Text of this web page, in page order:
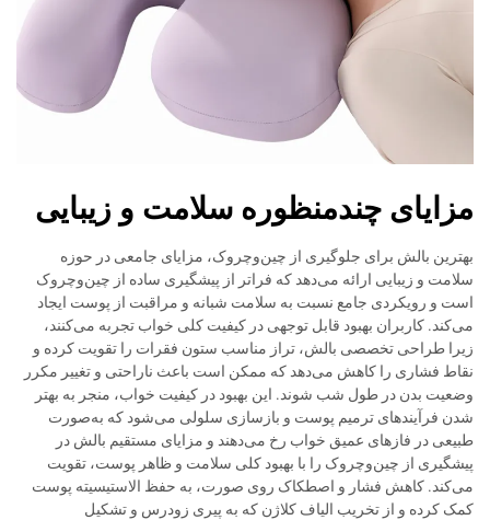
مزایای چندمنظوره سلامت و زیبایی
بهترین بالش برای جلوگیری از چین‌وچروک، مزایای جامعی در حوزه
سلامت و زیبایی ارائه می‌دهد که فراتر از پیشگیری ساده از چین‌وچروک
است و رویکردی جامع نسبت به سلامت شبانه و مراقبت از پوست ایجاد
می‌کند. کاربران بهبود قابل توجهی در کیفیت کلی خواب تجربه می‌کنند،
زیرا طراحی تخصصی بالش، تراز مناسب ستون فقرات را تقویت کرده و
نقاط فشاری را کاهش می‌دهد که ممکن است باعث ناراحتی و تغییر مکرر
وضعیت بدن در طول شب شوند. این بهبود در کیفیت خواب، منجر به بهتر
شدن فرآیندهای ترمیم پوست و بازسازی سلولی می‌شود که به‌صورت
طبیعی در فازهای عمیق خواب رخ می‌دهند و مزایای مستقیم بالش در
پیشگیری از چین‌وچروک را با بهبود کلی سلامت و ظاهر پوست، تقویت
می‌کند. کاهش فشار و اصطکاک روی صورت، به حفظ الاستیسیته پوست
کمک کرده و از تخریب الیاف کلاژن که به پیری زودرس و تشکیل